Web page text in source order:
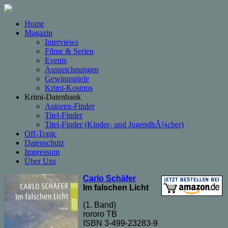
Home
Magazin
Interviews
Filme & Serien
Events
Auszeichnungen
Gewinnspiele
Krimi-Kosmos
Krimi-Datenbank
Autoren-Finder
Titel-Finder
Titel-Finder (Kinder- und JugendbÃ¼cher)
Off-Topic
Datenschutz
Impressum
Über Uns
Carlo Schäfer
Im falschen Licht
(1. Band)
rororo TB
ISBN 3-499-23283-9